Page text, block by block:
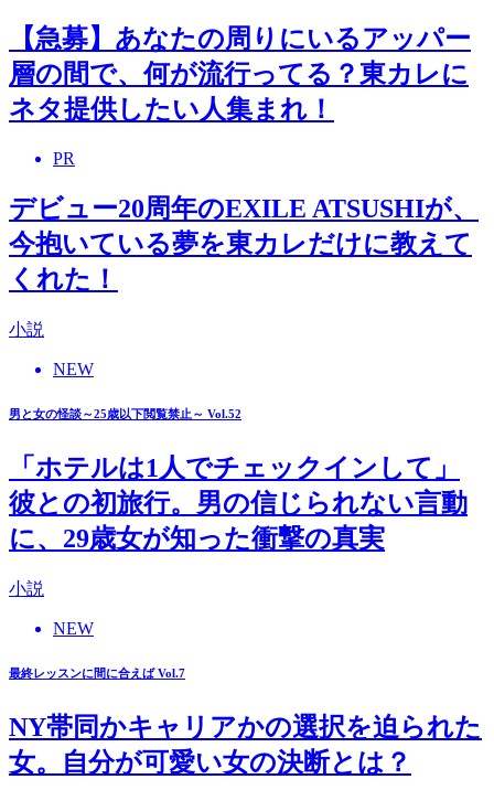
【急募】あなたの周りにいるアッパー
層の間で、何が流行ってる？東カレに
ネタ提供したい人集まれ！
PR
デビュー20周年のEXILE ATSUSHIが、
今抱いている夢を東カレだけに教えて
くれた！
小説
NEW
男と女の怪談～25歳以下閲覧禁止～ Vol.52
「ホテルは1人でチェックインして」
彼との初旅行。男の信じられない言動
に、29歳女が知った衝撃の真実
小説
NEW
最終レッスンに間に合えば Vol.7
NY帯同かキャリアかの選択を迫られた
女。自分が可愛い女の決断とは？